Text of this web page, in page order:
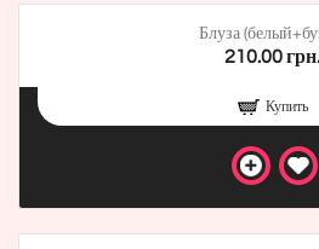
Блуза
210.00 грн.
Купить